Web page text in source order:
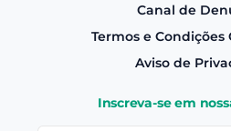
Canal de
Termos e Condições
Aviso de
Inscreva-se em